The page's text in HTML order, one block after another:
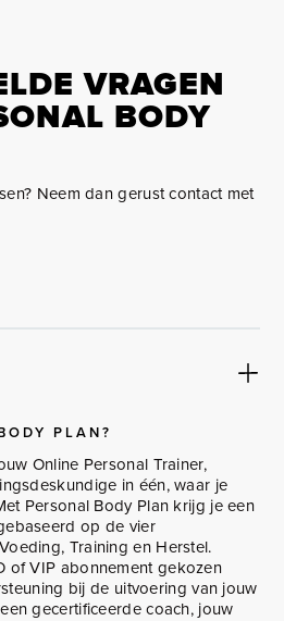
VRAGEN
BODY
Neem dan gerust contact met
PLAN?
Online Personal Trainer,
in één, waar je
Personal Body Plan krijg je een
op de vier
Training en Herstel.
of VIP abonnement gekozen
bij de uitvoering van jouw
gecertificeerde coach, jouw